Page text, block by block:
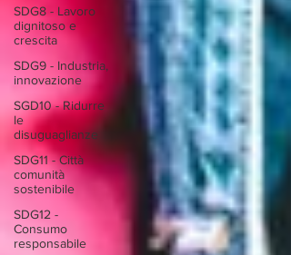
SDG8 - Lavoro
dignitoso e
crescita
SDG9 - Industria,
innovazione
SGD10 - Ridurre
le
disuguaglianze
SDG11 - Città
comunità
sostenibile
SDG12 -
Consumo
responsabile